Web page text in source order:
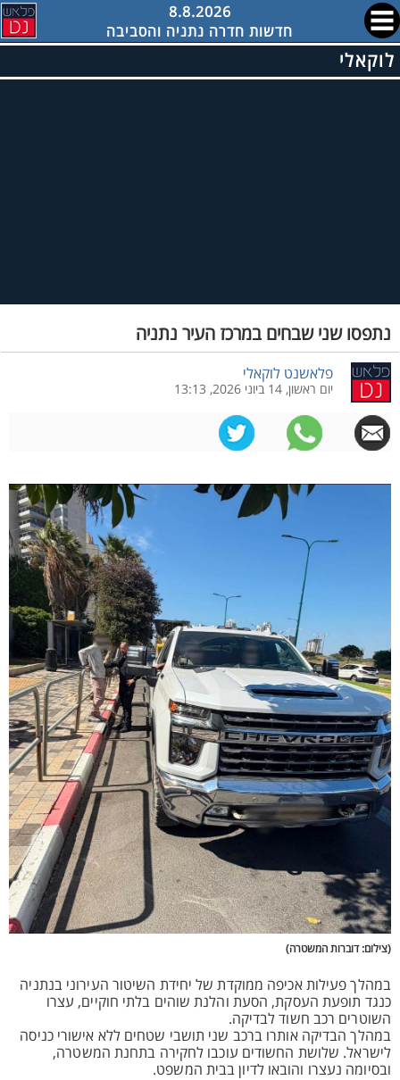
8.8.2026
חדשות חדרה נתניה והסביבה
לוקאלי
נתפסו שני שבחים במרכז העיר נתניה
פלאשנט לוקאלי
יום ראשון, 14 ביוני 2026, 13:13
(צילום: דוברות המשטרה)
במהלך פעילות אכיפה ממוקדת של יחידת השיטור העירוני בנתניה
כנגד תופעת העסקת, הסעת והלנת שוהים בלתי חוקיים, עצרו
השוטרים רכב חשוד לבדיקה.
במהלך הבדיקה אותרו ברכב שני תושבי שטחים ללא אישורי כניסה
לישראל. שלושת החשודים עוכבו לחקירה בתחנת המשטרה,
ובסיומה נעצרו והובאו לדיון בבית המשפט.